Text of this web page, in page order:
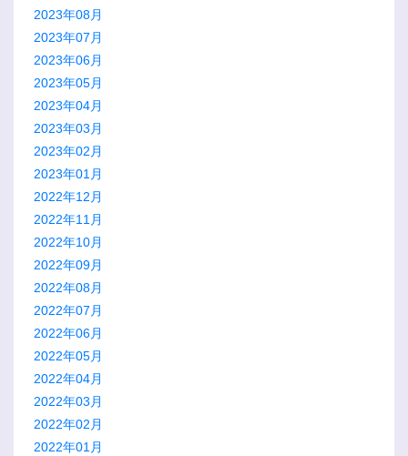
2023年08月
2023年07月
2023年06月
2023年05月
2023年04月
2023年03月
2023年02月
2023年01月
2022年12月
2022年11月
2022年10月
2022年09月
2022年08月
2022年07月
2022年06月
2022年05月
2022年04月
2022年03月
2022年02月
2022年01月